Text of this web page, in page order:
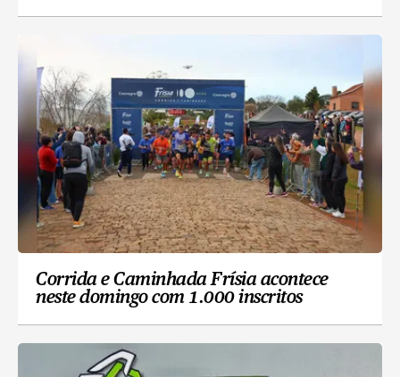
Corrida e Caminhada Frísia acontece
neste domingo com 1.000 inscritos